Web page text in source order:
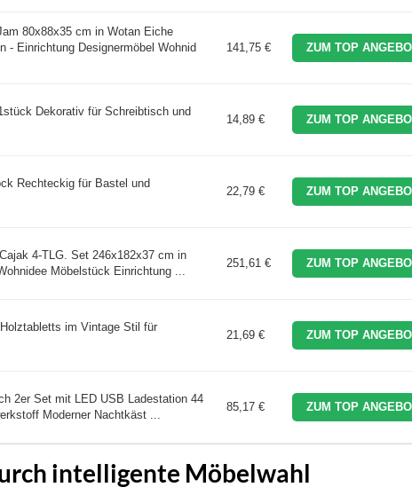
80x88x35 cm in Wotan Eiche
- Einrichtung Designermöbel Wohnid
141,75 € ZUM TOP
Dekorativ für Schreibtisch und
14,89 € ZUM TOP
Rechteckig für Bastel und
22,79 € ZUM TOP
4-TLG. Set 246x182x37 cm in
Möbelstück Einrichtung ...
251,61 € ZUM TOP
im Vintage Stil für
21,69 € ZUM TOP
2er Set mit LED USB Ladestation 44
Moderner Nachtkäst ...
85,17 € ZUM TOP
intelligente Möbelwahl